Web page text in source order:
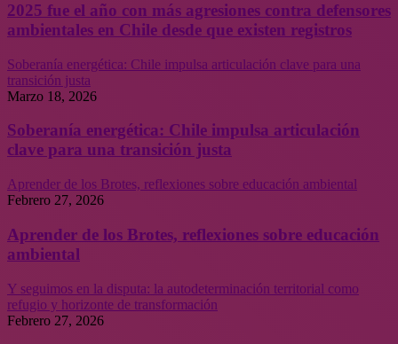
2025 fue el año con más agresiones contra defensores
ambientales en Chile desde que existen registros
Soberanía energética: Chile impulsa articulación clave para una
transición justa
Marzo 18, 2026
Soberanía energética: Chile impulsa articulación
clave para una transición justa
Aprender de los Brotes, reflexiones sobre educación ambiental
Febrero 27, 2026
Aprender de los Brotes, reflexiones sobre educación
ambiental
Y seguimos en la disputa: la autodeterminación territorial como
refugio y horizonte de transformación
Febrero 27, 2026